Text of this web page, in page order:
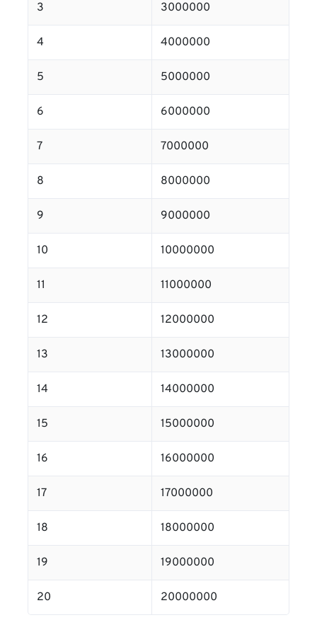
3 3000000
4 4000000
5 5000000
6 6000000
7 7000000
8 8000000
9 9000000
10 10000000
11 11000000
12 12000000
13 13000000
14 14000000
15 15000000
16 16000000
17 17000000
18 18000000
19 19000000
20 20000000